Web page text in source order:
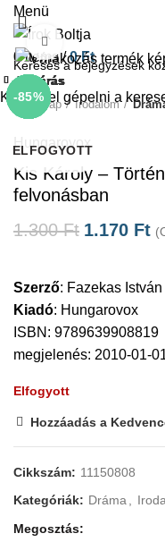
Menü
0items / 0Ft
Click to enlarge
Kezdőlap Irodalom
Hungarovox
Kis Károly –
felvonásban
1.300Ft 1.170 Ft
Szerző: Fazekas István
Kiadó: Hungarovox
ISBN: 9789639908819
megjelenés: 2010-01-
Elfogyott
Hozzáadás a
Cikkszám: 11150808
Kategóriák: Dráma
Megosztás
-10%
Bezárás
-66%
ELFOGYOTT
Bezárás
-58%
Bezárás
-10%
Bezárás
-10%
Bezárás
-10%
Bezárás
-10%
Bezárás
-85%
Bezárás
Kezdje el gépelni a